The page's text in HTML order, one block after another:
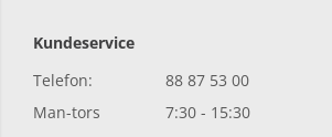
Kundeservice
Telefon:
88 87 53 00
Man-tors
7:30 - 15:30